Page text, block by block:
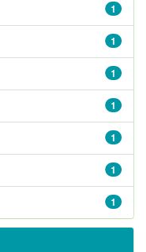
1
1
1
1
1
1
1